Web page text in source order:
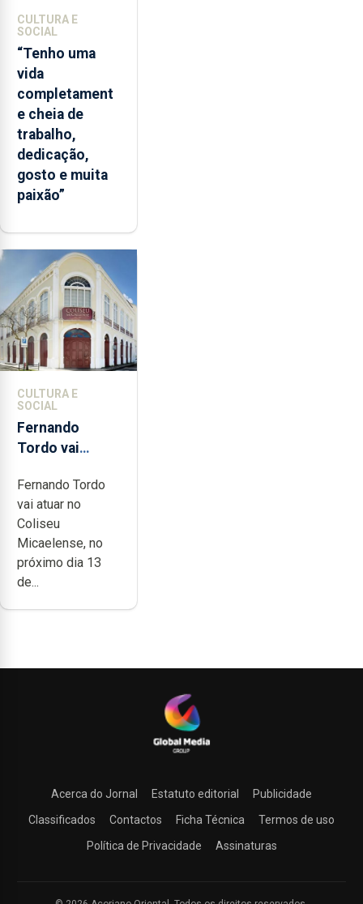
CULTURA E
SOCIAL
“Tenho uma
vida
completament
e cheia de
trabalho,
dedicação,
gosto e muita
paixão”
CULTURA E
SOCIAL
Fernando
Tordo vai
anos de
carreira no
Coliseu
Micaelense
Fernando Tordo
vai atuar no
Coliseu
Micaelense, no
próximo dia 13
de...
Acerca do Jornal Estatuto editorial
Publicidade
Classificados
Contactos Ficha Técnica
Termos de uso
Política de Privacidade
Assinaturas